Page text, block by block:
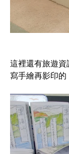
這裡還有旅遊
寫手繪再影印的